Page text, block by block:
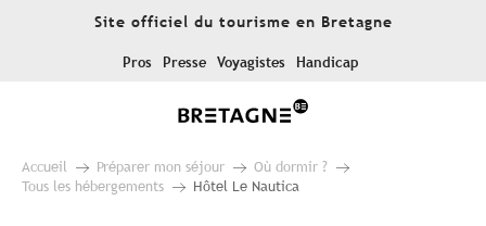
Site officiel du tourisme en Bretagne
Pros Presse Voyagistes Handicap
Accueil Préparer mon séjour
Où dormir ?
Tous les hébergements
Hôtel Le Nautica